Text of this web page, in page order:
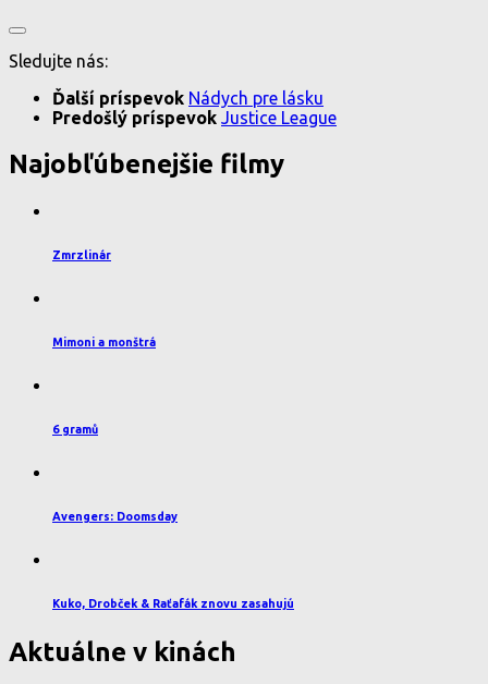
Sledujte nás:
Ďalší príspevok Nádych pre lásku
Predošlý príspevok Justice League
Najobľúbenejšie filmy
Zmrzlinár
Mimoni a monštrá
6 gramů
Avengers: Doomsday
Kuko, Drobček & Raťafák znovu zasahujú
Aktuálne v kinách